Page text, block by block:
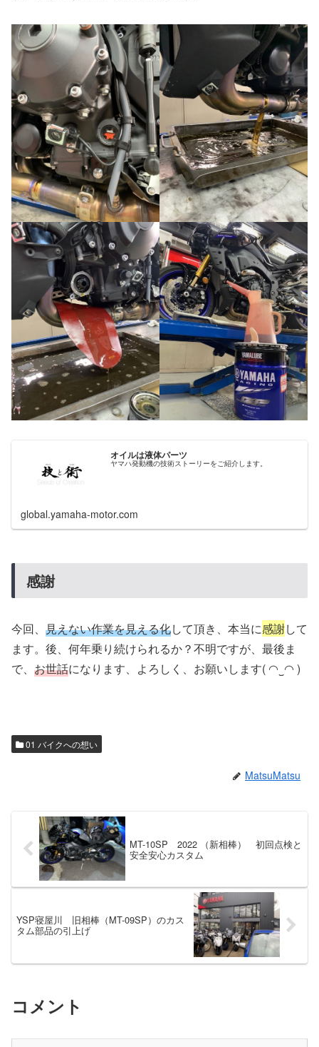
オイルは液体パーツ
ヤマハ発動機の技術ストーリーをご紹介します。
global.yamaha-motor.com
感謝
今回、 見えない作業を見える化して頂き、本当に感謝して
ます。後、何年乗り続けられるか？不明ですが、最後ま
で、 お世話になります、よろしく、お願いします( ◠‿◠ )
01 バイクへの想い
MatsuMatsu
MT-10SP 2022 （新相棒） 初回点検と
安全安心カスタム
YSP寝屋川 旧相棒（MT-09SP）のカス
タム部品の引上げ
コメント